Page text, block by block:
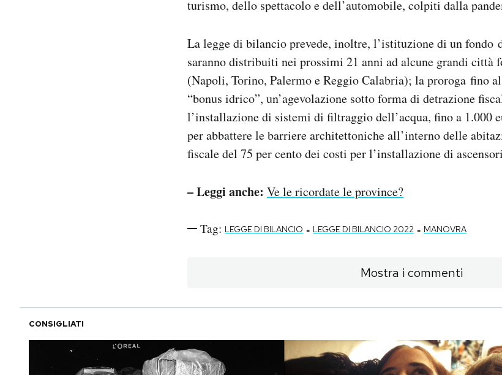
turismo, dello spettacolo e dell’automobile, colpiti dalla
La legge di bilancio prevede, inoltre, l’istituzione di un fondo
saranno distribuiti nei prossimi 21 anni ad alcune grandi città
(Napoli, Torino, Palermo e Reggio Calabria); la proroga fino
“bonus idrico”, un’agevolazione sotto forma di detrazione
l’installazione di sistemi di filtraggio dell’acqua, fino a 1.000
per abbattere le barriere architettoniche all’interno delle
fiscale del 75 per cento dei costi per l’installazione di
– Leggi anche: Ve le ricordate le province?
Tag: LEGGE DI BILANCIO - LEGGE DI BILANCIO 2022 - MANOVRA
Mostra i commenti
CONSIGLIATI